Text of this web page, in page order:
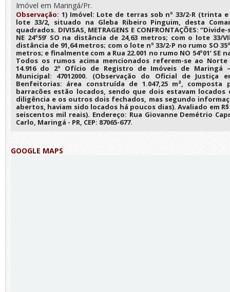
Imóvel em Maringá/Pr.
Observação: 1) Imóvel: Lote de terras sob nº 33/2-R (trinta
lote 33/2, situado na Gleba Ribeiro Pinguim, desta
quadrados. DIVISAS, METRAGENS E CONFRONTAÇÕES:
NE 24º59’ SO na distância de 24,63 metros; com o lote 33/
distância de 91,64 metros; com o lote nº 33/2-P no rumo SO
metros; e finalmente com a Rua 22.001 no rumo NO 54º01’ SE
Todos os rumos acima mencionados referem-se ao
14.916 do 2º Ofício de Registro de Imóveis de Maringá
Municipal: 47012000. (Observação do Oficial de Justiça
Benfeitorias: área construída de 1.047,25 m²,
barracões estão locados, sendo que dois estavam
diligência e os outros dois fechados, mas segundo
abertos, haviam sido locados há poucos dias). Avaliado em R$
seiscentos mil reais). Endereço: Rua Giovanne Demétrio
Carlo, Maringá - PR, CEP: 87065-677.
GOOGLE MAPS